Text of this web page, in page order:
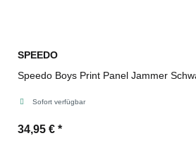
SPEEDO
Speedo Boys Print Panel Jammer
Sofort verfügbar
34,95 € *